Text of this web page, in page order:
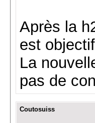
Après la
est
La
pas de
Coutosuiss